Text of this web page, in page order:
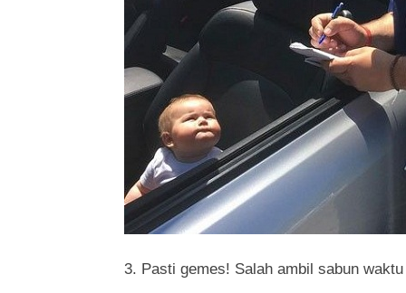
3. Pasti gemes! Salah ambil sabun